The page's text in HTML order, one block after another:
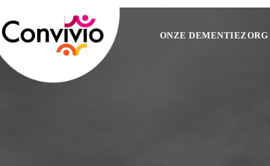
ONZE DEMENTIEZORG